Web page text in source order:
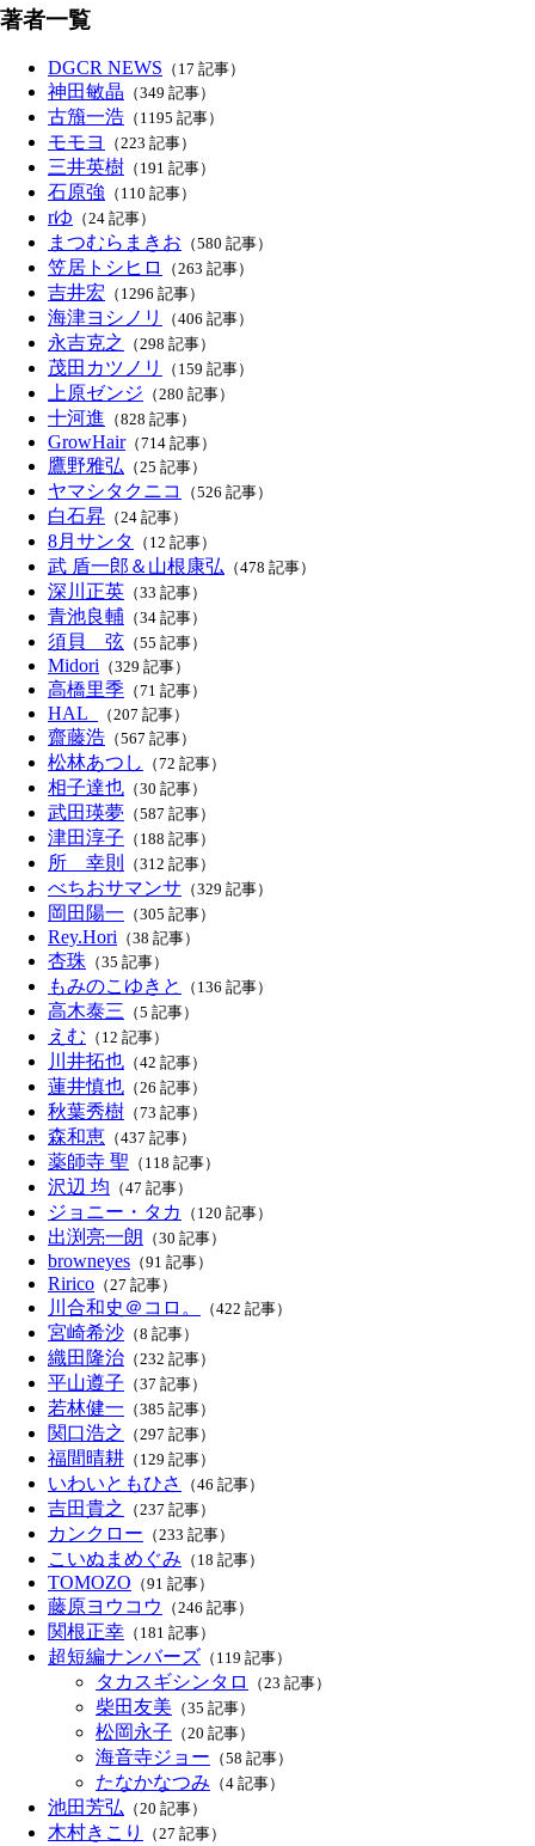
著者一覧
DGCR NEWS （17 記事）
神田敏晶 （349 記事）
古籏一浩 （1195 記事）
モモヨ （223 記事）
三井英樹 （191 記事）
石原強 （110 記事）
rゆ （24 記事）
まつむらまきお （580 記事）
笠居トシヒロ （263 記事）
吉井宏 （1296 記事）
海津ヨシノリ （406 記事）
永吉克之 （298 記事）
茂田カツノリ （159 記事）
上原ゼンジ （280 記事）
十河進 （828 記事）
GrowHair（714 記事）
鷹野雅弘 （25 記事）
ヤマシタクニコ （526 記事）
白石昇 （24 記事）
8月サンタ （12 記事）
武 盾一郎＆山根康弘 （478 記事）
深川正英 （33 記事）
青池良輔 （34 記事）
須貝 弦 （55 記事）
Midori （329 記事）
高橋里季 （71 記事）
HAL_ （207 記事）
齋藤浩 （567 記事）
松林あつし （72 記事）
相子達也 （30 記事）
武田瑛夢 （587 記事）
津田淳子 （188 記事）
所 幸則 （312 記事）
べちおサマンサ （329 記事）
岡田陽一 （305 記事）
Rey.Hori （38 記事）
杏珠 （35 記事）
もみのこゆきと （136 記事）
高木泰三 （5 記事）
えむ （12 記事）
川井拓也 （42 記事）
蓮井慎也 （26 記事）
秋葉秀樹 （73 記事）
森和恵 （437 記事）
薬師寺 聖 （118 記事）
沢辺 均 （47 記事）
ジョニー・タカ （120 記事）
出渕亮一朗 （30 記事）
browneyes （91 記事）
Ririco （27 記事）
川合和史＠コロ。 （422 記事）
宮崎希沙 （8 記事）
織田隆治 （232 記事）
平山遵子 （37 記事）
若林健一 （385 記事）
関口浩之 （297 記事）
福間晴耕 （129 記事）
いわいともひさ （46 記事）
吉田貴之 （237 記事）
カンクロー （233 記事）
こいぬまめぐみ （18 記事）
TOMOZO （91 記事）
藤原ヨウコウ （246 記事）
関根正幸 （181 記事）
超短編ナンバーズ （119 記事）
タカスギシンタロ （23 記事）
柴田友美 （35 記事）
松岡永子 （20 記事）
海音寺ジョー （58 記事）
たなかなつみ （4 記事）
池田芳弘 （20 記事）
木村きこり （27 記事）